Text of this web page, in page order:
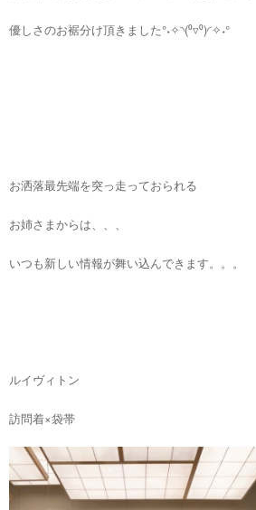
優しさのお裾分け頂きました°˖✧◝(⁰▿⁰)◜✧˖°
お洒落最先端を突っ走っておられる
お姉さまからは、、、
いつも新しい情報が舞い込んできます。。。
ルイヴィトン
訪問着×袋帯